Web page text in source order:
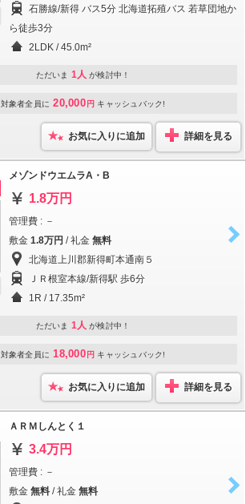
石勝線/新得 バス5分 北海道拓殖バス 若草団地か
ら徒歩3分
2LDK / 45.0m²
ただいま 1人 が検討中！
対象者全員に 20,000 円 キャッシュバック!
お気に入りに追加 詳細を見る
メゾンドウエムラA・B
1.8万円
管理費 : －
敷金 1.8万円 / 礼金 無料
北海道上川郡新得町本通南５
ＪＲ根室本線/新得駅 歩6分
1R / 17.35m²
ただいま 1人 が検討中！
対象者全員に 18,000 円 キャッシュバック!
お気に入りに追加 詳細を見る
ＡＲＭしんとく１
3.4万円
管理費 : －
敷金 無料 / 礼金 無料